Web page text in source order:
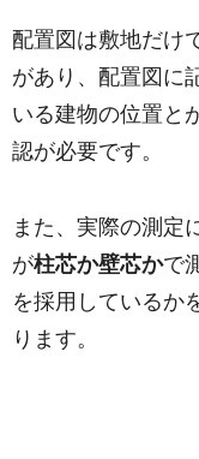
配置図は敷地だけ
があり、配置図に
いる建物の位置と
認が必要です。
また、実際の測定
が柱芯か壁芯かで
を採用しているか
ります。